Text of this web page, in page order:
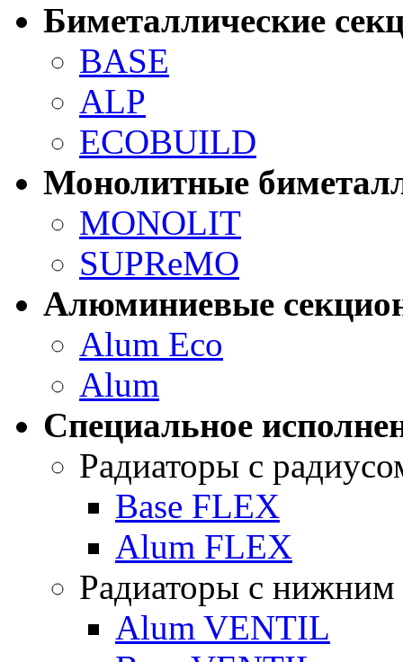
Биметаллические
BASE
ALP
ECOBUILD
Монолитные
MONOLIT
SUPReMO
Алюминиевые
Alum Eco
Alum
Специальное
Радиаторы с
Base FLEX
Alum FLEX
Радиаторы с
Alum VENTIL